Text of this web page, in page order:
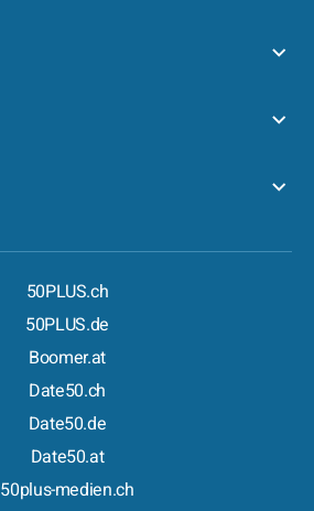
50PLUS.ch
50PLUS.de
Boomer.at
Date50.ch
Date50.de
Date50.at
50plus-medien.ch